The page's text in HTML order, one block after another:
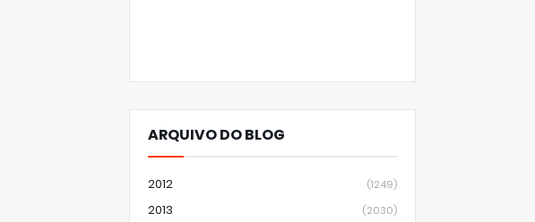
ARQUIVO DO BLOG
2012 (1249)
2013 (2030)